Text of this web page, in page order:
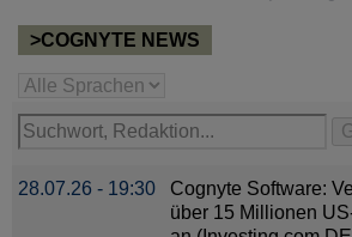
>COGNYTE NEWS
28.07.26 - 19:30
Cognyte Software:
über 15 Millionen